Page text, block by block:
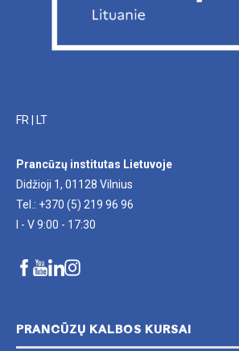
FR LT
Prancūzų institutas Lietuvoje
Didžioji 1, 01128 Vilnius
Tel.: +370 (5) 219 96 96
I - V 9:00 - 17:30
PRANCŪZŲ KALBOS KURSAI